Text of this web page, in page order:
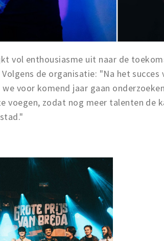
vol enthousiasme uit naar de
de organisatie: "Na het
voor komend jaar gaan
voegen, zodat nog meer talenten de